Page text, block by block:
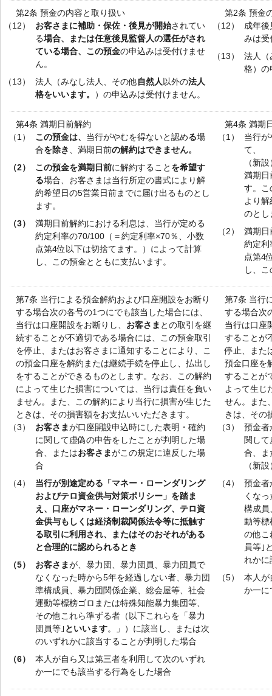
第2条 預金の内容と取り扱い
（12）
お客さまに補助・保佐・後見が開始されてい
る場合、または任意後見監督人の選任がされ
ている場合、この預金の申込みは受付けませ
ん。
（13）
法人（みなし法人、その他自然人 以外の法人
格をいいます。
）の申込みは受付けません。
第2条 預金
（12）
成年
みは受
（13）
法人（
格）の
第4条 満期日前解約
（1）
この預金は、 当行がやむを得ないと認める場
合を除き 、満期日前の解約はできません。
（2）
この預金を満期日前に解約すること を希望す
る場合、お客さまは当行所定の書式により解
約希望日の5営業日前までに届け出るものとし
ます。
（3）
満期日前解約における利息は、当行が定める
約定利率の70/100（＝約定利率×70％、小数
点第4位以下は切捨てます。）によって計算
し、この預金とともに支払います。
第4条 満期
（1）
当行
て、
（新
満期日
す。こ
より
のとし
（2）
満期日
約定利
点第4
し、
第7条 当行による預金解約および口座開設をお断り
する場合次の各号の1つにでも該当した場合には、
当行は口座開設をお断りし、 お客さま との取引を継
続することが不適切である場合には、この預金取引
を停止、またはお客さまに通知することにより、こ
の預金口座を解約または継続手続を停止し、払出し
をすることができるものとします。なお、この解約
によって生じた損害については、当行は責任を負い
ません。また、この解約により当行に損害が生じた
ときは、その損害額をお支払いいただきます。
（3）
お客さまが口座開設申込時にした表明・確約
に関して虚偽の申告をしたことが判明した場
合、またはお客さまがこの規定に違反した場
合
（4）
当行が別途定める「マネー・ローンダリング
およびテロ資金供与対策ポリシー」を踏ま
え、口座がマネー・ローンダリング、テロ資
金供与もしくは経済制裁関係法令等に抵触す
る取引に利用され、またはそのおそれがある
と合理的に認められるとき
（5）
お客さまが、暴力団、暴力団員、暴力団員で
なくなった時から5年を経過しない者、暴力団
準構成員、暴力団関係企業、総会屋等、社会
運動等標榜ゴロまたは特殊知能暴力集団等、
その他これら準ずる者（以下これらを「暴力
団員等｣ といいます。」）に該当し、または次
のいずれかに該当することが判明した場合
（6）
本人が自ら又は第三者を利用して次のいずれ
か一にでも該当する行為をした場合
第7条 当行
する場合次
当行は口座
することが
停止、また
預金口座を
することが
よって生じ
せん。また
きは、その
（3）
預金者
関し
合、ま
（新
（4）
預金者
くな
構成員
動等標
の他こ
員等｣
れかに
（5）
本人が
か一に